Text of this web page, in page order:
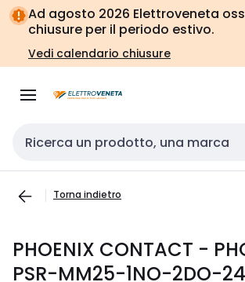
Vai alla
navigazione
Vai
alla
pagina
Ad agosto 2026 Elettroveneta
chiusure per il periodo estivo.
Vedi calendario chiusure
Cerca input
Torna indietro
PHOENIX CONTACT -
PSR-MM25-1NO-2DO-